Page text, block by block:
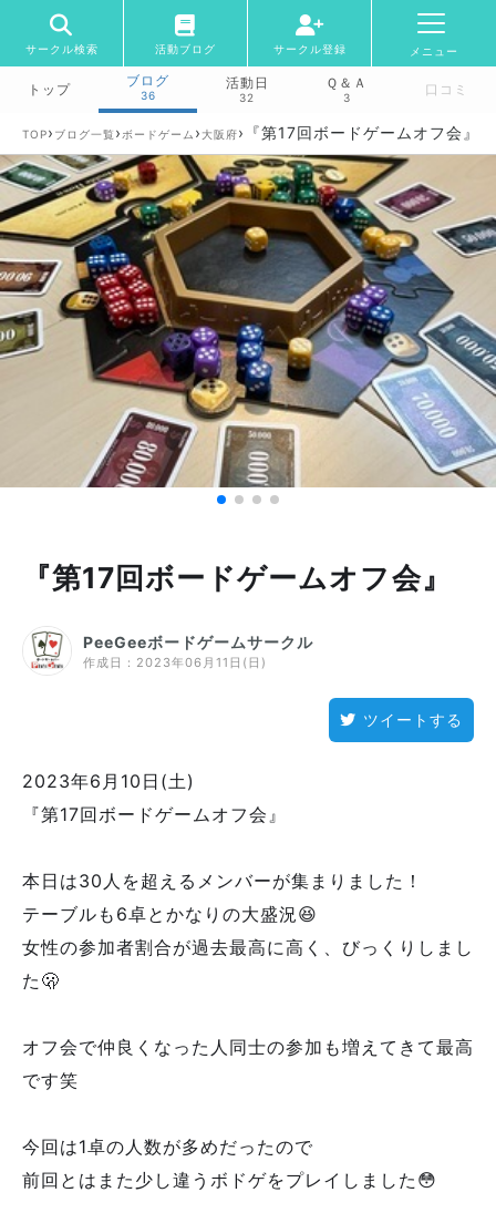
サークル検索 活動ブログ サークル登録 メニュー
トップ
ブログ
36
活動日
32
Ｑ＆Ａ
3 口コミ
TOP› ブログ一覧 › ボードゲーム › 大阪府› 『第17回ボードゲームオフ会』
『第17回ボードゲームオフ会』
PeeGeeボードゲームサークル
作成日： 2023年06月11日(日)
ツイートする
2023年6月10日(土)
『第17回ボードゲームオフ会』
本日は30人を超えるメンバーが集まりました！
テーブルも6卓とかなりの大盛況😆
女性の参加者割合が過去最高に高く、びっくりしまし
た🫢
オフ会で仲良くなった人同士の参加も増えてきて最高
です笑
今回は1卓の人数が多めだったので
前回とはまた少し違うボドゲをプレイしました😳